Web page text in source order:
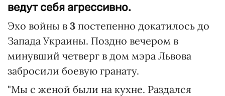
ведут себя агрессивно.
Эхо войны в 3 постепенно докатилось до
Запада Украины. Поздно вечером в
минувший четверг в дом мэра Львова
забросили боевую гранату.
"Мы с женой были на кухне. Раздался